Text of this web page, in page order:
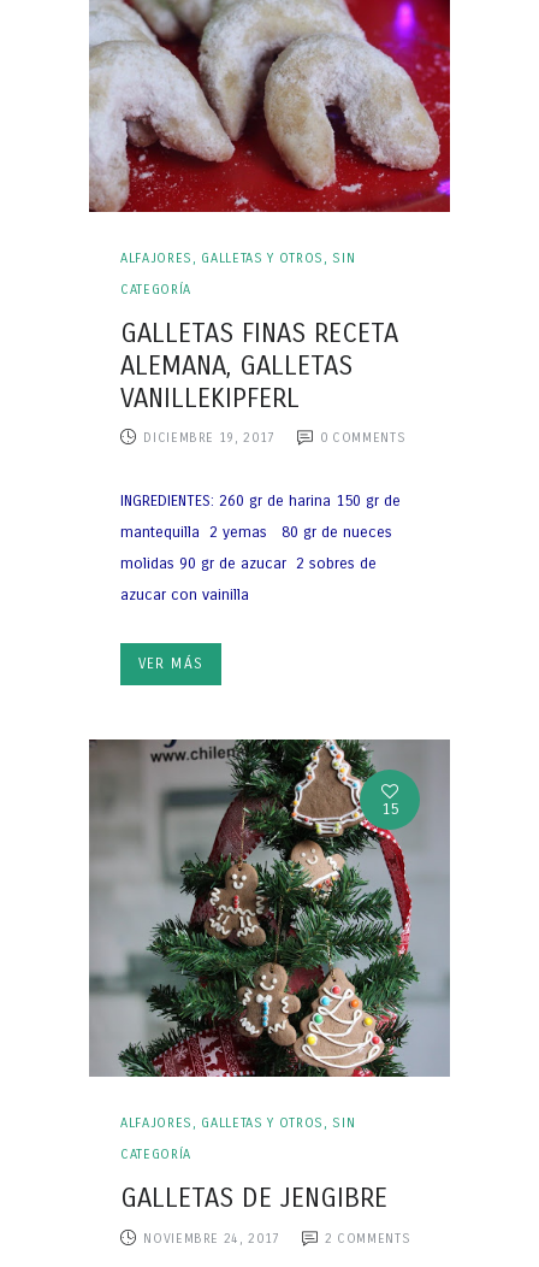
ALFAJORES, GALLETAS Y OTROS , SIN
CATEGORÍA
GALLETAS FINAS RECETA
ALEMANA, GALLETAS
VANILLEKIPFERL
DICIEMBRE 19, 2017 0 COMMENTS
INGREDIENTES: 260 gr de harina 150 gr de
mantequilla 2 yemas 80 gr de nueces
molidas 90 gr de azucar 2 sobres de
azucar con vainilla
VER MÁS
15
ALFAJORES, GALLETAS Y OTROS , SIN
CATEGORÍA
GALLETAS DE JENGIBRE
NOVIEMBRE 24, 2017 2 COMMENTS